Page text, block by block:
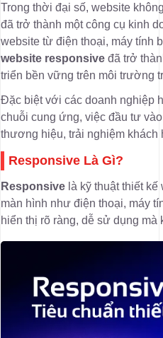
Trong thời đại số, website
đã trở thành một công cụ kinh
website từ điện thoại, máy tính
website responsive đã trở
triển bền vững trên môi trường
Đặc biệt với các doanh nghiệp
chuỗi cung ứng, việc đầu tư vào
thương hiệu, trải nghiệm khách
Responsive Là Gì?
Responsive là kỹ thuật thiết
màn hình như điện thoại, máy
hiển thị rõ ràng, dễ sử dụng